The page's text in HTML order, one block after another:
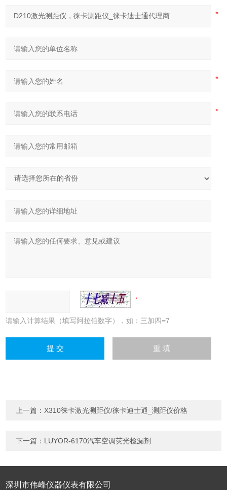
请输入计算结果（填写阿拉伯数字），如：三加四=7
上一篇： X310徕卡激光测距仪/徕卡迪士通_测距仪价格
下一篇： LUYOR-6170汽车空调荧光检漏剂
深圳市伟峰仪器仪表有限公司